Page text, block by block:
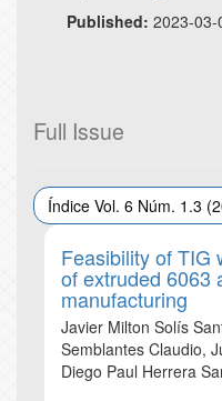
Published: 2023-03-
Full Issue
Índice Vol. 6 Núm. 1.3
Feasibility of TIG
of extruded 6063
manufacturing
Javier Milton Solís
Semblantes Claudio,
Diego Paul Herrera